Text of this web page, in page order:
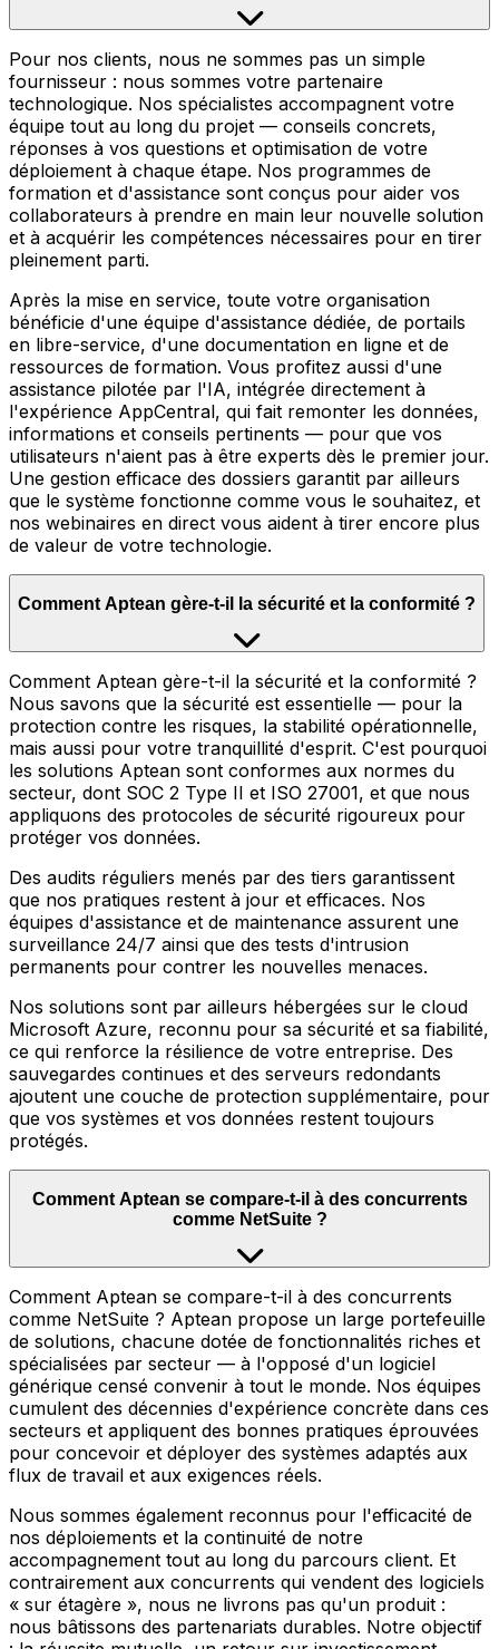
Pour nos clients, nous ne sommes pas un simple
fournisseur : nous sommes votre partenaire
technologique. Nos spécialistes accompagnent votre
équipe tout au long du projet — conseils concrets,
réponses à vos questions et optimisation de votre
déploiement à chaque étape. Nos programmes de
formation et d'assistance sont conçus pour aider vos
collaborateurs à prendre en main leur nouvelle solution
et à acquérir les compétences nécessaires pour en tirer
pleinement parti.
Après la mise en service, toute votre organisation
bénéficie d'une équipe d'assistance dédiée, de portails
en libre-service, d'une documentation en ligne et de
ressources de formation. Vous profitez aussi d'une
assistance pilotée par l'IA, intégrée directement à
l'expérience AppCentral, qui fait remonter les données,
informations et conseils pertinents — pour que vos
utilisateurs n'aient pas à être experts dès le premier jour.
Une gestion efficace des dossiers garantit par ailleurs
que le système fonctionne comme vous le souhaitez, et
nos webinaires en direct vous aident à tirer encore plus
de valeur de votre technologie.
Comment Aptean gère-t-il la sécurité et la conformité ?
Comment Aptean gère-t-il la sécurité et la conformité ?
Nous savons que la sécurité est essentielle — pour la
protection contre les risques, la stabilité opérationnelle,
mais aussi pour votre tranquillité d'esprit. C'est pourquoi
les solutions Aptean sont conformes aux normes du
secteur, dont SOC 2 Type II et ISO 27001, et que nous
appliquons des protocoles de sécurité rigoureux pour
protéger vos données.
Des audits réguliers menés par des tiers garantissent
que nos pratiques restent à jour et efficaces. Nos
équipes d'assistance et de maintenance assurent une
surveillance 24/7 ainsi que des tests d'intrusion
permanents pour contrer les nouvelles menaces.
Nos solutions sont par ailleurs hébergées sur le cloud
Microsoft Azure, reconnu pour sa sécurité et sa fiabilité,
ce qui renforce la résilience de votre entreprise. Des
sauvegardes continues et des serveurs redondants
ajoutent une couche de protection supplémentaire, pour
que vos systèmes et vos données restent toujours
protégés.
Comment Aptean se compare-t-il à des concurrents
comme NetSuite ?
Comment Aptean se compare-t-il à des concurrents
comme NetSuite ? Aptean propose un large portefeuille
de solutions, chacune dotée de fonctionnalités riches et
spécialisées par secteur — à l'opposé d'un logiciel
générique censé convenir à tout le monde. Nos équipes
cumulent des décennies d'expérience concrète dans ces
secteurs et appliquent des bonnes pratiques éprouvées
pour concevoir et déployer des systèmes adaptés aux
flux de travail et aux exigences réels.
Nous sommes également reconnus pour l'efficacité de
nos déploiements et la continuité de notre
accompagnement tout au long du parcours client. Et
contrairement aux concurrents qui vendent des logiciels
« sur étagère », nous ne livrons pas qu'un produit :
nous bâtissons des partenariats durables. Notre objectif